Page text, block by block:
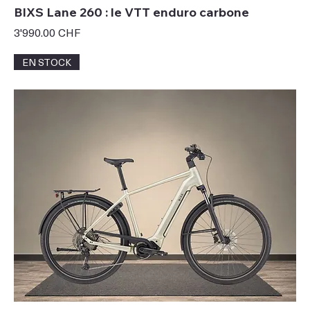
BIXS Lane 260 : le VTT enduro carbone
Prix
3'990.00 CHF
EN STOCK